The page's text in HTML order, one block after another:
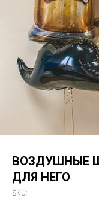
ВОЗДУШНЫЕ
ДЛЯ НЕГО
SKU: